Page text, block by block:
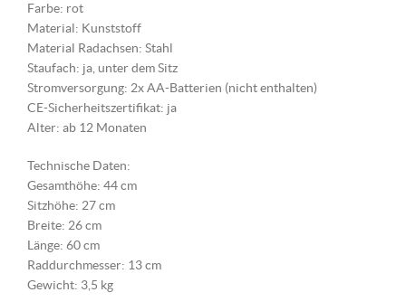
Farbe: rot
Material: Kunststoff
Material Radachsen: Stahl
Staufach: ja, unter dem Sitz
Stromversorgung: 2x AA-Batterien (nicht enthalten)
CE-Sicherheitszertifikat: ja
Alter: ab 12 Monaten
Technische Daten:
Gesamthöhe: 44 cm
Sitzhöhe: 27 cm
Breite: 26 cm
Länge: 60 cm
Raddurchmesser: 13 cm
Gewicht: 3,5 kg